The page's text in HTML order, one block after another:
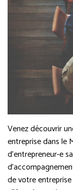
Venez découvrir
entreprise dans le
d’entrepreneur-e
de votre